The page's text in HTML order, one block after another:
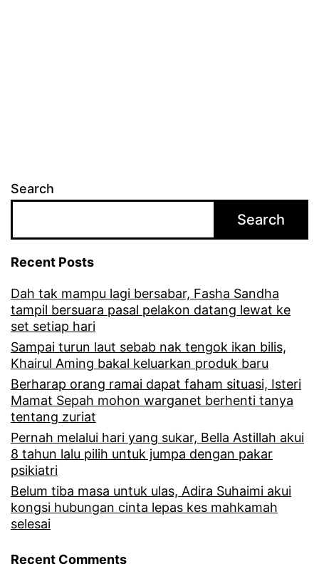
c
p
i
m
i
a
a
b
Search
Search
Recent Posts
Dah tak mampu lagi bersabar, Fasha Sandha
tampil bersuara pasal pelakon datang lewat ke
set setiap hari
Sampai turun laut sebab nak tengok ikan bilis,
Khairul Aming bakal keluarkan produk baru
Berharap orang ramai dapat faham situasi, Isteri
Mamat Sepah mohon warganet berhenti tanya
tentang zuriat
Pernah melalui hari yang sukar, Bella Astillah akui
8 tahun lalu pilih untuk jumpa dengan pakar
psikiatri
Belum tiba masa untuk ulas, Adira Suhaimi akui
kongsi hubungan cinta lepas kes mahkamah
selesai
Recent Comments